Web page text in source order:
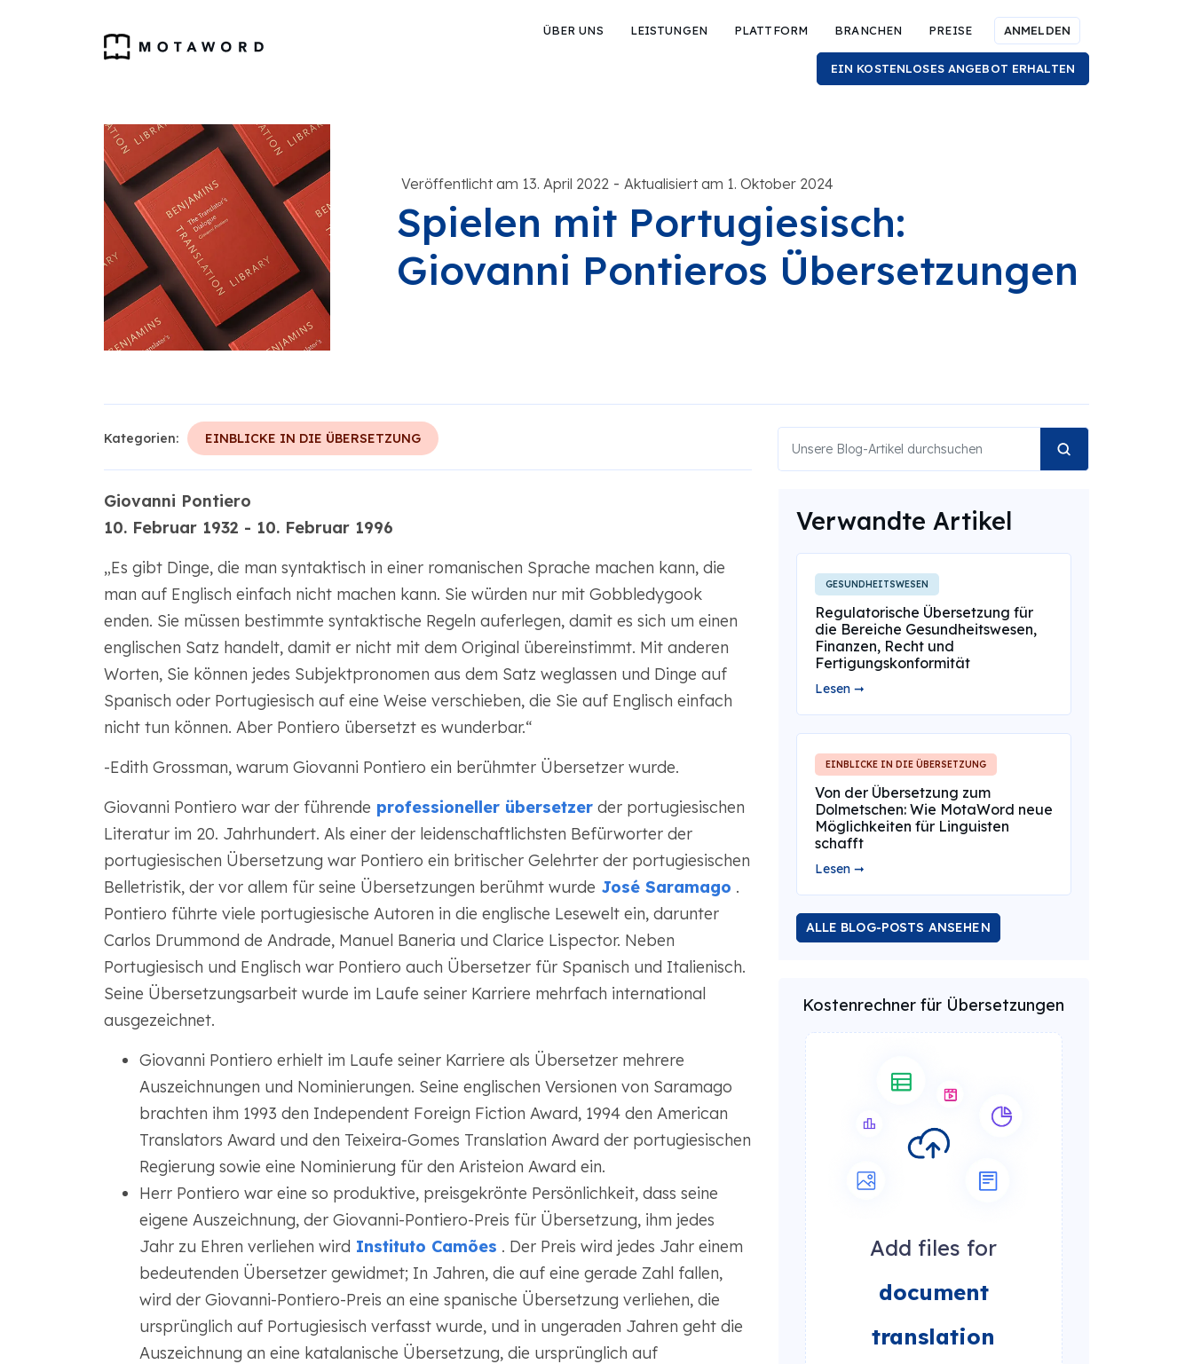
ÜBER UNS LEISTUNGEN PLATTFORM BRANCHEN PREISE ANMELDEN
EIN KOSTENLOSES ANGEBOT ERHALTEN
Veröffentlicht am 13. April 2022 - Aktualisiert am 1. Oktober 2024
Spielen mit Portugiesisch:
Giovanni Pontieros Übersetzungen
Kategorien: EINBLICKE IN DIE ÜBERSETZUNG
Giovanni Pontiero
10. Februar 1932 - 10. Februar 1996
„Es gibt Dinge, die man syntaktisch in einer romanischen Sprache machen kann, die
man auf Englisch einfach nicht machen kann. Sie würden nur mit Gobbledygook
enden. Sie müssen bestimmte syntaktische Regeln auferlegen, damit es sich um einen
englischen Satz handelt, damit er nicht mit dem Original übereinstimmt. Mit anderen
Worten, Sie können jedes Subjektpronomen aus dem Satz weglassen und Dinge auf
Spanisch oder Portugiesisch auf eine Weise verschieben, die Sie auf Englisch einfach
nicht tun können. Aber Pontiero übersetzt es wunderbar.“
-Edith Grossman, warum Giovanni Pontiero ein berühmter Übersetzer wurde.
Giovanni Pontiero war der führende professioneller übersetzerder portugiesischen
Literatur im 20. Jahrhundert. Als einer der leidenschaftlichsten Befürworter der
portugiesischen Übersetzung war Pontiero ein britischer Gelehrter der portugiesischen
Belletristik, der vor allem für seine Übersetzungen berühmt wurde José Saramago .
Pontiero führte viele portugiesische Autoren in die englische Lesewelt ein, darunter
Carlos Drummond de Andrade, Manuel Baneria und Clarice Lispector. Neben
Portugiesisch und Englisch war Pontiero auch Übersetzer für Spanisch und Italienisch.
Seine Übersetzungsarbeit wurde im Laufe seiner Karriere mehrfach international
ausgezeichnet.
Giovanni Pontiero erhielt im Laufe seiner Karriere als Übersetzer mehrere
Auszeichnungen und Nominierungen. Seine englischen Versionen von Saramago
brachten ihm 1993 den Independent Foreign Fiction Award, 1994 den American
Translators Award und den Teixeira-Gomes Translation Award der portugiesischen
Regierung sowie eine Nominierung für den Aristeion Award ein.
Herr Pontiero war eine so produktive, preisgekrönte Persönlichkeit, dass seine
eigene Auszeichnung, der Giovanni-Pontiero-Preis für Übersetzung, ihm jedes
Jahr zu Ehren verliehen wird Instituto Camões . Der Preis wird jedes Jahr einem
bedeutenden Übersetzer gewidmet; In Jahren, die auf eine gerade Zahl fallen,
wird der Giovanni-Pontiero-Preis an eine spanische Übersetzung verliehen, die
ursprünglich auf Portugiesisch verfasst wurde, und in ungeraden Jahren geht die
Auszeichnung an eine katalanische Übersetzung, die ursprünglich auf
Verwandte Artikel
GESUNDHEITSWESEN
Regulatorische Übersetzung für
die Bereiche Gesundheitswesen,
Finanzen, Recht und
Fertigungskonformität
Lesen ➞
EINBLICKE IN DIE ÜBERSETZUNG
Von der Übersetzung zum
Dolmetschen: Wie MotaWord neue
Möglichkeiten für Linguisten
schafft
Lesen ➞
ALLE BLOG-POSTS ANSEHEN
Kostenrechner für Übersetzungen
Add files for
document
translation